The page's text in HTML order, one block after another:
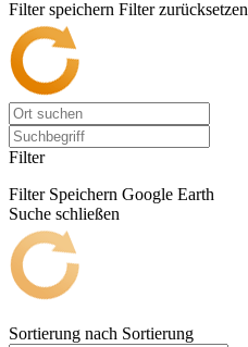
Filter speichern Filter zurücksetzen
Filter
Filter Speichern Google Earth
Suche schließen
Sortierung nach Sortierung